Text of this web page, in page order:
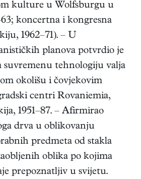
kulture u Wolfsburgu u
koncertna i kongresna
1962–71). – U
planova potvrdio je
suvremenu tehnologiju valja
okolišu i čovjekovim
centri Rovaniemia,
1951–87. – Afirmirao
drva u oblikovanju
predmeta od stakla
oblika po kojima
prepoznatljiv u svijetu.